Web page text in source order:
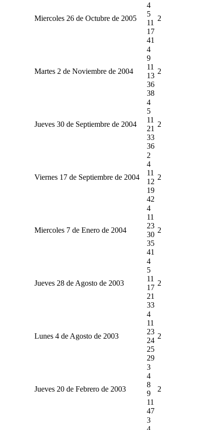
Miercoles 26 de Octubre de 2005
4
5
11
17
41
2
Martes 2 de Noviembre de 2004
4
9
11
13
36
38
2
Jueves 30 de Septiembre de 2004
4
5
11
21
33
36
2
Viernes 17 de Septiembre de 2004
2
4
11
12
19
42
2
Miercoles 7 de Enero de 2004
4
11
23
30
35
41
2
Jueves 28 de Agosto de 2003
4
5
11
17
21
33
2
Lunes 4 de Agosto de 2003
4
11
23
24
25
29
2
Jueves 20 de Febrero de 2003
3
4
8
9
11
47
2
3